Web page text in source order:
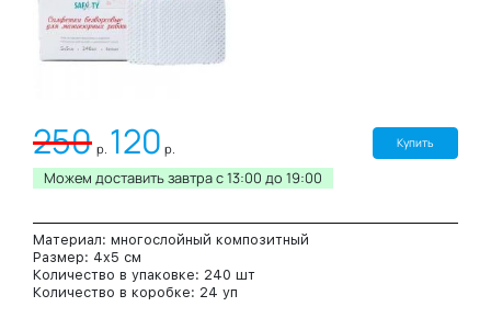
250 р. 120 р. Купить
Можем доставить завтра c 13:00 до 19:00
Материал: многослойный композитный
Размер: 4x5 см
Количество в упаковке: 240 шт
Количество в коробке: 24 уп